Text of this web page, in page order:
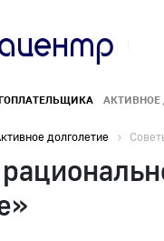
АКТИВНОЕ
долголетие